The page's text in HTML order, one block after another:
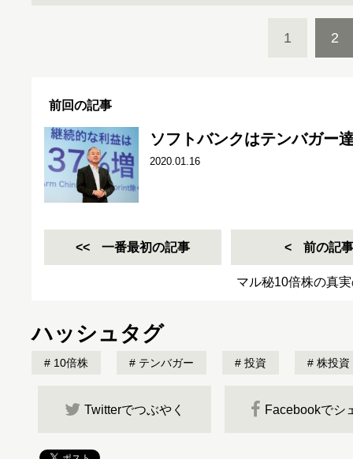
1 2
前回の記事
ソフトバンクはテンバガー
2020.01.16
一番最初の記事 前の記事
マル秘10倍株の真
ハッシュタグ
10倍株 テンバガー 投資 株投資
Twitterでつぶやく Facebookでシ